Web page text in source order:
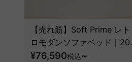
【売れ筋】Soft Prime レト
ロモダンソファベッド｜20
色以上から選べるコーデュロ
¥76,590税込~